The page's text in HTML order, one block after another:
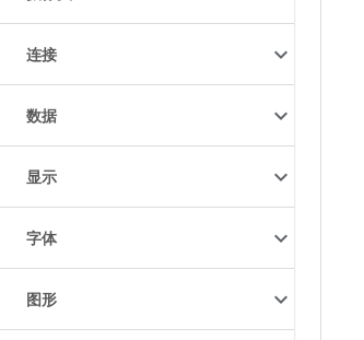
连接
数据
显示
字体
图形